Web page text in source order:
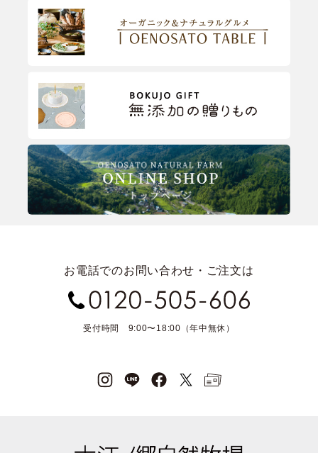
お電話でのお問い合わせ・ご注文は
受付時間 9:00〜18:00（年中無休）